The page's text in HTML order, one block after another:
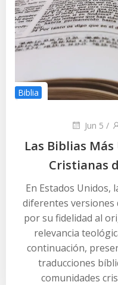
Biblia
Jun 5 /
Las Biblias
Cristianas
En Estados Unidos,
diferentes versiones
por su fidelidad al
relevancia
continuación,
traducciones
comunidades